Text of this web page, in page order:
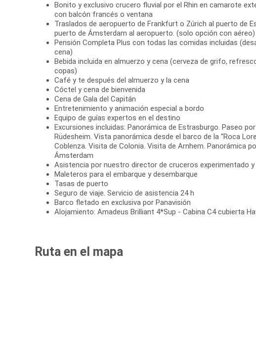
Bonito y exclusivo crucero fluvial por el Rhin en camarote
con balcón francés o ventana
Traslados de aeropuerto de Frankfurt o Zúrich al puerto de
puerto de Ámsterdam al aeropuerto. (solo opción con aéreo)
Pensión Completa Plus con todas las comidas incluidas
cena)
Bebida incluida en almuerzo y cena (cerveza de grifo,
copas)
Café y te después del almuerzo y la cena
Cóctel y cena de bienvenida
Cena de Gala del Capitán
Entretenimiento y animación especial a bordo
Equipo de guías expertos en el destino
Excursiones incluidas: Panorámica de Estrasburgo. Paseo
Rüdesheim. Vista panorámica desde el barco de la “Roca
Coblenza. Visita de Colonia. Visita de Arnhem. Panorámica
Ámsterdam
Asistencia por nuestro director de cruceros experimentado y
Maleteros para el embarque y desembarque
Tasas de puerto
Seguro de viaje. Servicio de asistencia 24 h
Barco fletado en exclusiva por Panavisión
Alojamiento: Amadeus Brilliant 4*Sup - Cabina C4 cubierta
Ruta en el mapa